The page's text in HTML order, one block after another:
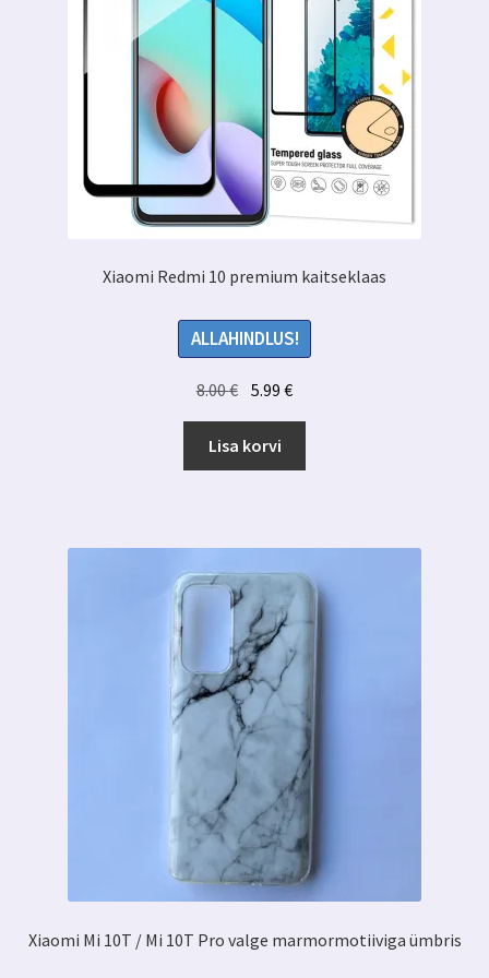
Xiaomi Redmi 10 premium kaitseklaas
ALLAHINDLUS!
8.00€ Algne
hind
oli:
8.00 €.
5.99€Praegune
hind
5.99 €.
Lisa korvi
Xiaomi Mi 10T / Mi 10T Pro valge marmormotiiviga ümbris